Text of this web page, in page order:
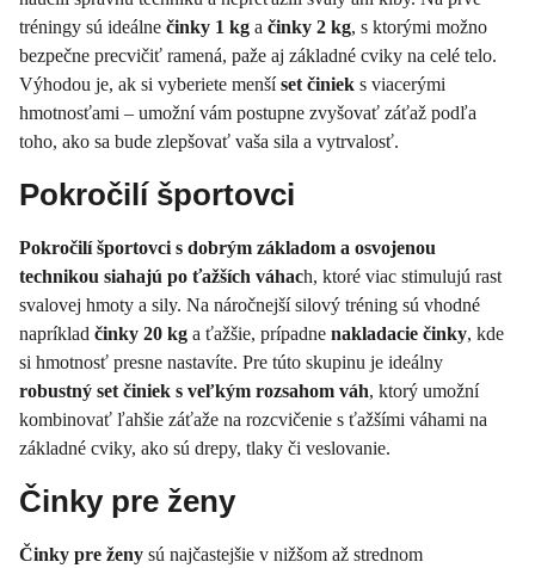
tréningy sú ideálne činky 1 kg a činky 2 kg, s ktorými možno
bezpečne precvičiť ramená, paže aj základné cviky na celé telo.
Výhodou je, ak si vyberiete menšíset činiek s viacerými
hmotnosťami – umožní vám postupne zvyšovať záťaž podľa
toho, ako sa bude zlepšovať vaša sila a vytrvalosť.
Pokročilí športovci
Pokročilí športovci s dobrým základom a osvojenou
technikou siahajú po ťažších váhach, ktoré viac stimulujú rast
svalovej hmoty a sily. Na náročnejší silový tréning sú vhodné
napríklad činky 20 kg a ťažšie, prípadne nakladacie činky, kde
si hmotnosť presne nastavíte. Pre túto skupinu je ideálny
robustný set činiek s veľkým rozsahom váh, ktorý umožní
kombinovať ľahšie záťaže na rozcvičenie s ťažšími váhami na
základné cviky, ako sú drepy, tlaky či veslovanie.
Činky pre ženy
Činky pre ženy sú najčastejšie v nižšom až strednom